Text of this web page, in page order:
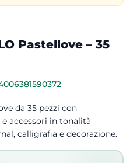
Pastellove – 35
da 35 pezzi con
accessori in tonalità
calligrafia e decorazione.